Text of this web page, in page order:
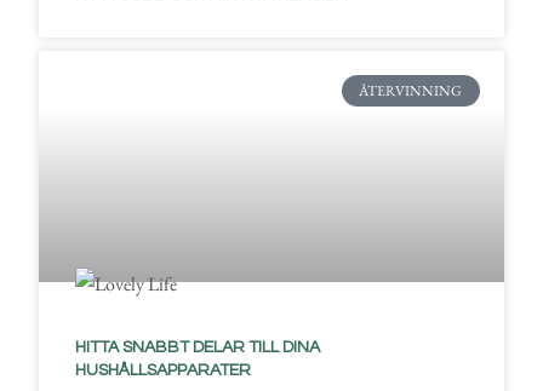
ÅTERVINNING
HITTA SNABBT DELAR TILL DINA
HUSHÅLLSAPPARATER